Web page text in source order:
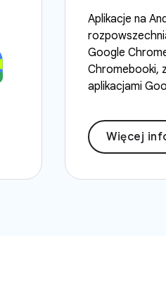
Aplikacje na
Google
Chromebooki,
aplikacjami
Więcej